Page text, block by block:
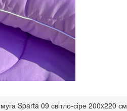
Sparta 09 світло-сіре 200x220 см